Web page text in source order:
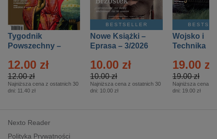
Tygodnik
Powszechny –
12.00 zł
12.00 zł
Najniższa cena z ostatnich 30
dni: 11.40 zł
BESTSELLER
Nowe Książki –
Eprasa – 3/2026
10.00 zł
10.00 zł
Najniższa cena z ostatnich 30
dni: 10.00 zł
Wojsko i
Technika
– 2/2026
19.00 zł
19.00 zł
Najniższa cena z
dni: 19.00 zł
Nexto Reader
Polityka Prywatności